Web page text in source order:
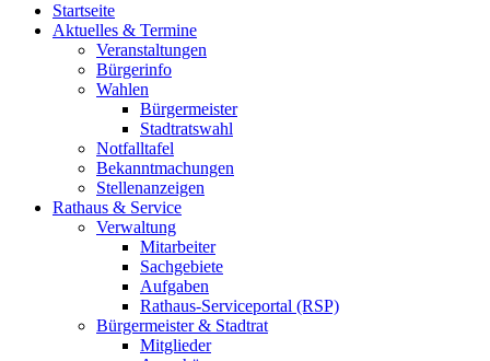
Startseite
Aktuelles & Termine
Veranstaltungen
Bürgerinfo
Wahlen
Bürgermeister
Stadtratswahl
Notfalltafel
Bekanntmachungen
Stellenanzeigen
Rathaus & Service
Verwaltung
Mitarbeiter
Sachgebiete
Aufgaben
Rathaus-Serviceportal (RSP)
Bürgermeister & Stadtrat
Mitglieder